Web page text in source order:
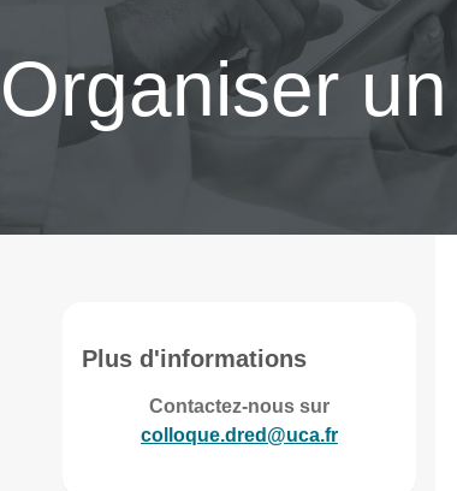
Organiser
Plus d'informations
Contactez-nous sur
colloque.dred@uca.fr